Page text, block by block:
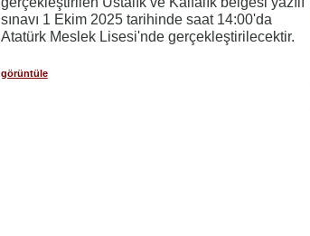
sınavı 1 Ekim 2025 tarihinde saat 14:00'da
Atatürk Meslek Lisesi'nde gerçekleştirilecektir.
görüntüle